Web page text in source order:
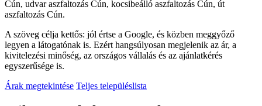
Cún, udvar aszfaltozás Cún, kocsibeálló aszfaltozás Cún, út
aszfaltozás Cún.
A szöveg célja kettős: jól értse a Google, és közben meggyőző
legyen a látogatónak is. Ezért hangsúlyosan megjelenik az ár, a
kivitelezési minőség, az országos vállalás és az ajánlatkérés
egyszerűsége is.
Árak megtekintése Teljes településlista